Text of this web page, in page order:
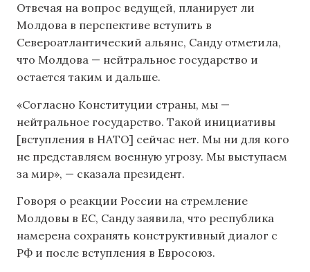
Отвечая на вопрос ведущей, планирует ли
Молдова в перспективе вступить в
Североатлантический альянс, Санду отметила,
что Молдова — нейтральное государство и
остается таким и дальше.
«Согласно Конституции страны, мы —
нейтральное государство. Такой инициативы
[вступления в НАТО] сейчас нет. Мы ни для кого
не представляем военную угрозу. Мы выступаем
за мир», — сказала президент.
Говоря о реакции России на стремление
Молдовы в ЕС, Санду заявила, что республика
намерена сохранять конструктивный диалог с
РФ и после вступления в Евросоюз.